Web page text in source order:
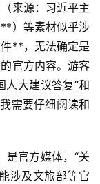
来源：习近平主
）等素材似乎涉
**，无法确定是
官方内容。游客
人大建议答复”和
需要仔细阅读和
是官方媒体，“关
涉及文旅部等官